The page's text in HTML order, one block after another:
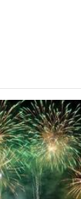
eta
denda